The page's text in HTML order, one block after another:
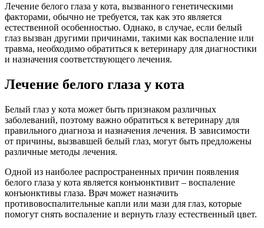
Лечение белого глаза у кота, вызванного генетическими
факторами, обычно не требуется, так как это является
естественной особенностью. Однако, в случае, если белый
глаз вызван другими причинами, такими как воспаление или
травма, необходимо обратиться к ветеринару для диагностики
и назначения соответствующего лечения.
Лечение белого глаза у кота
Белый глаз у кота может быть признаком различных
заболеваний, поэтому важно обратиться к ветеринару для
правильного диагноза и назначения лечения. В зависимости
от причины, вызвавшей белый глаз, могут быть предложены
различные методы лечения.
Одной из наиболее распространенных причин появления
белого глаза у кота является конъюнктивит – воспаление
конъюнктивы глаза. Врач может назначить
противовоспалительные капли или мази для глаз, которые
помогут снять воспаление и вернуть глазу естественный цвет.